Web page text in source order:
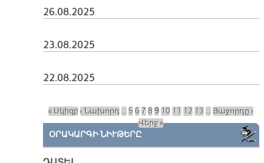
26.08.2025
23.08.2025
22.08.2025
Էջեր
« Սկիզբ ‹ Նախորդ … 5 6 7 8 9 10 11 12 13 … Յաջորդը ›
Վերջ »
ՕՐԱԿԱՐԳԻ ՆԻՒԹԵՐԸ